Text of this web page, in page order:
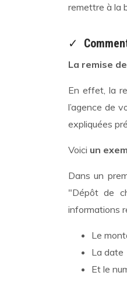
remettre à la
✓
La remise
En effet, la
l’agence de
expliquées
Voici un
Dans un
"Dépôt de
informations
Le
La date
Et le